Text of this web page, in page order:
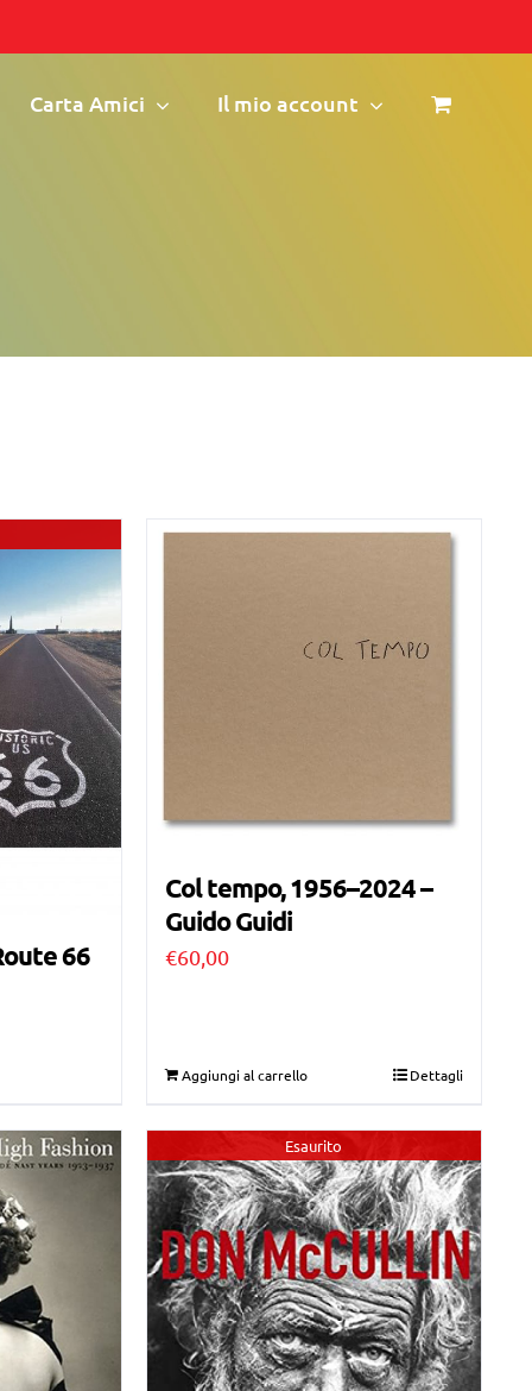
Carta Amici Il mio account
66
Col tempo, 1956–2024 –
Guido Guidi
€60,00
Aggiungi al carrello Dettagli
Esaurito